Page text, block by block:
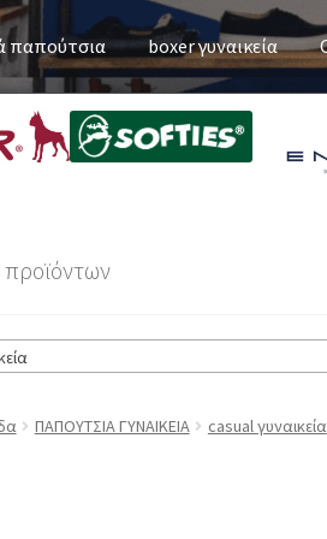
παπούτσια boxer γυναικεία
προϊόντων
ΠΑΠΟΥΤΣΙΑ ΓΥΝΑΙΚΕΙΑ casual γυναικεία